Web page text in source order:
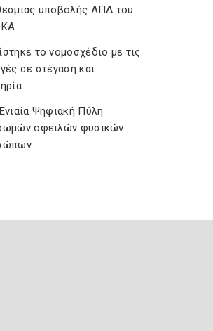
υποβολής ΑΠΔ του
το νομοσχέδιο με τις
σε στέγαση και
Ψηφιακή Πύλη
οφειλών φυσικών